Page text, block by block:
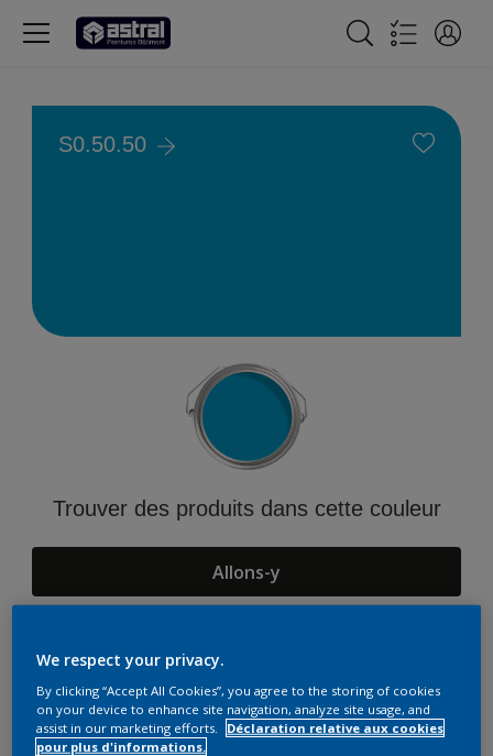
S0.50.50
Trouver des produits dans cette couleur
Allons-y
Suggestions d'Harmonies
We respect your privacy.
By clicking “Accept All Cookies”, you agree to the storing of cookies
on your device to enhance site navigation, analyze site usage, and
assist in our marketing efforts.
Déclaration relative aux cookies
pour plus d'informations.